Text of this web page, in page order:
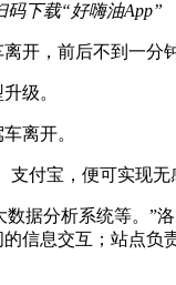
下载“好嗨油App”
，前后不到一分
级。
离开。
付宝，便可实现无
据分析系统等。”
息交互；站点负